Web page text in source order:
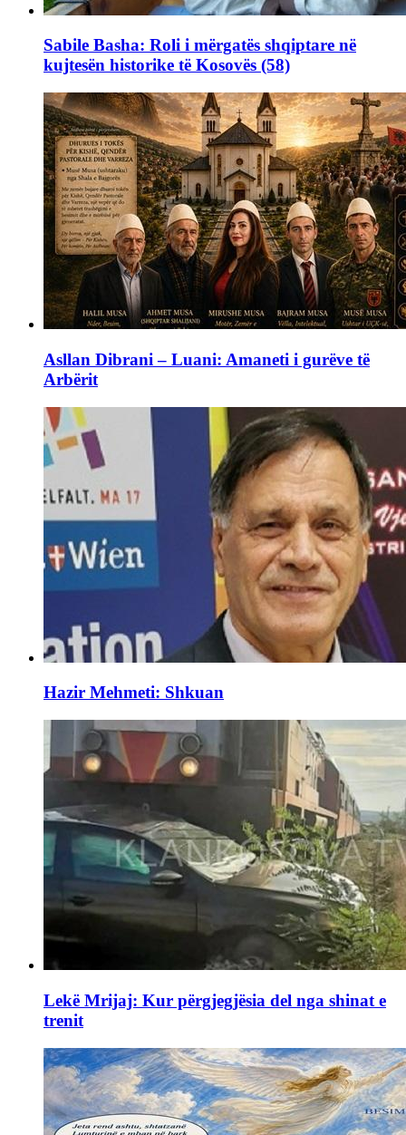
Sabile Basha: Roli i mërgatës shqiptare në
kujtesën historike të Kosovës (58)
Asllan Dibrani – Luani: Amaneti i gurëve të
Arbërit
Hazir Mehmeti: Shkuan
Lekë Mrijaj: Kur përgjegjësia del nga shinat e
trenit